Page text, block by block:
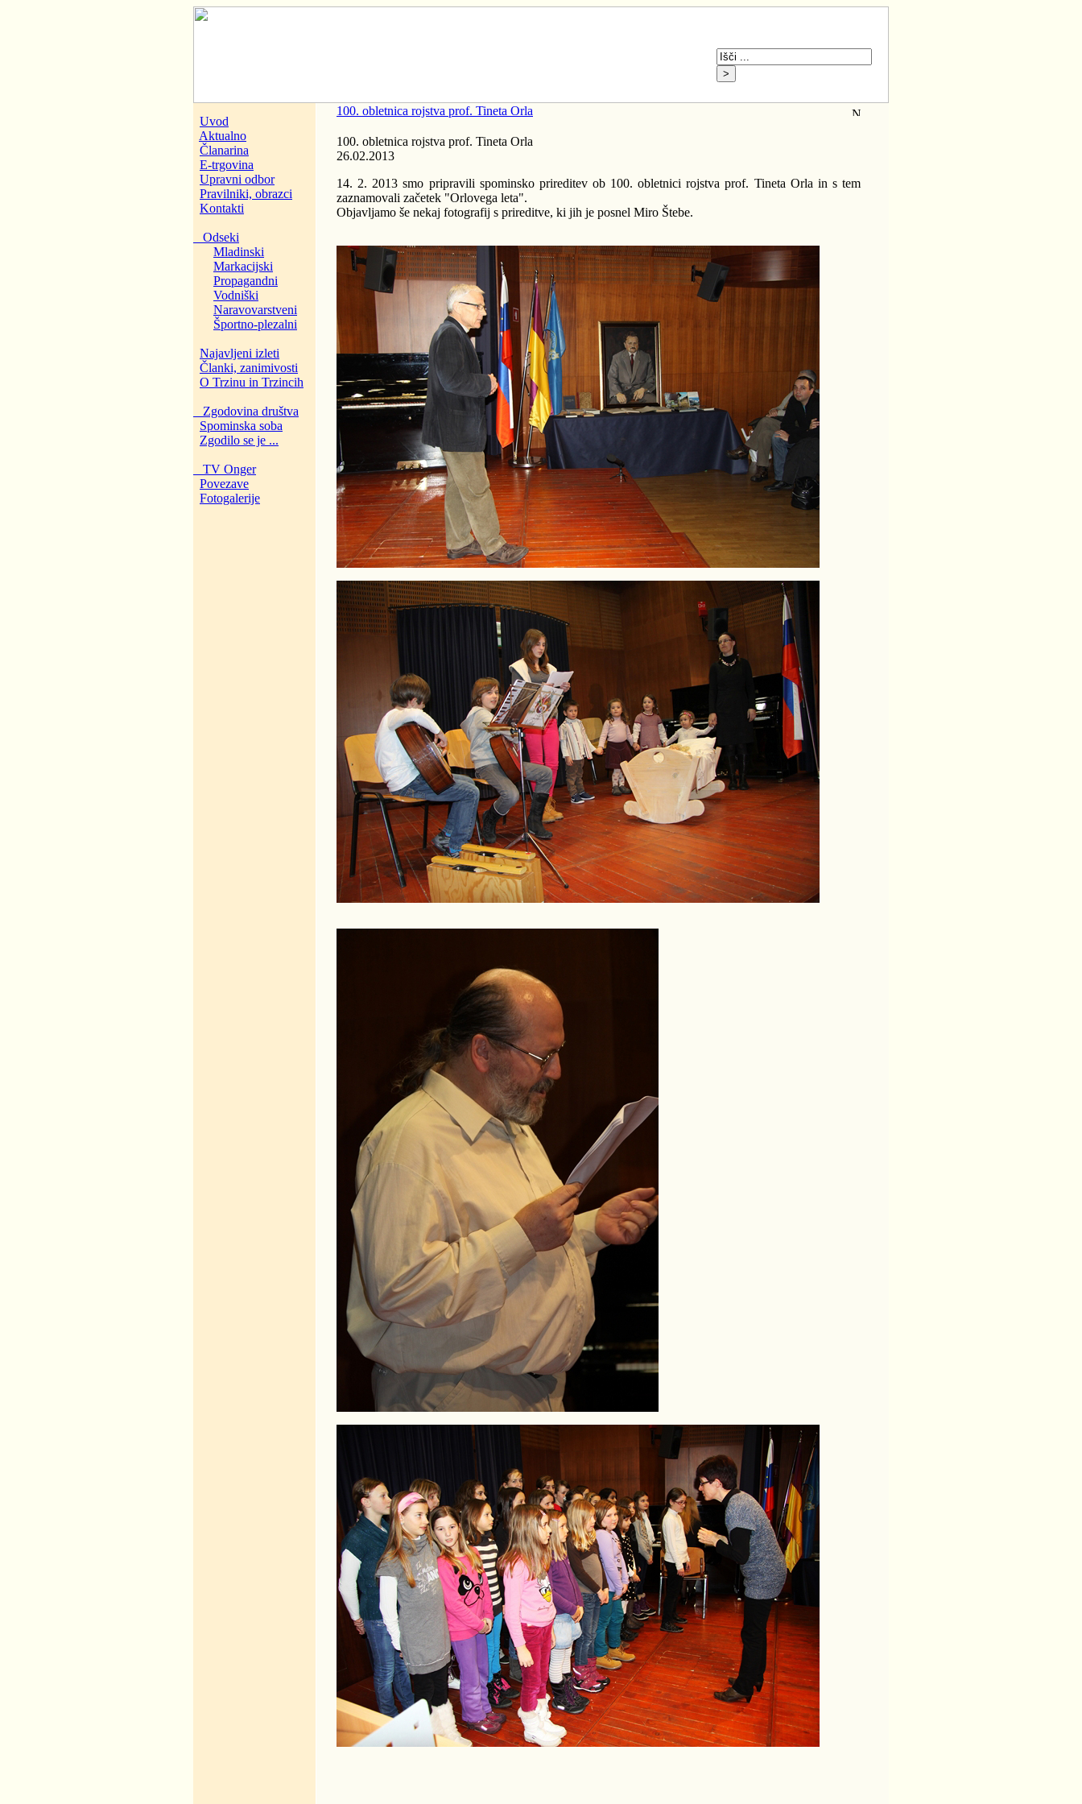
Uvod
Aktualno
Članarina
E-trgovina
Upravni odbor
Pravilniki, obrazci
Kontakti
Odseki
Mladinski
Markacijski
Propagandni
Vodniški
Naravovarstveni
Športno-plezalni
Najavljeni izleti
Članki, zanimivosti
O Trzinu in Trzincih
Zgodovina društva
Spominska soba
Zgodilo se je ...
TV Onger
Povezave
Fotogalerije
100. obletnica rojstva prof. Tineta Orla
100. obletnica rojstva prof. Tineta Orla
26.02.2013
14. 2. 2013 smo pripravili spominsko prireditev ob 100. obletnici rojstva prof. Tineta Orla in s tem
zaznamovali začetek "Orlovega leta".
Objavljamo še nekaj fotografij s prireditve, ki jih je posnel Miro Štebe.